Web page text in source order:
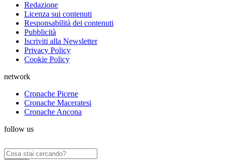
Redazione
Licenza sui contenuti
Responsabilità dei contenuti
Pubblicità
Iscriviti alla Newsletter
Privacy Policy
Cookie Policy
network
Cronache Picene
Cronache Maceratesi
Cronache Ancona
follow us
Ricerca